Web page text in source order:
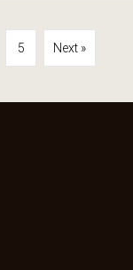
5 Next »